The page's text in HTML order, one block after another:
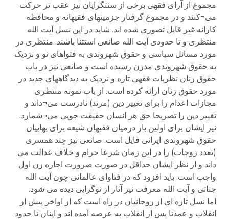
مجموع از آرای فقهی برخی از سنتگرایان نیز عقب تر حرکت
می¬کنند و در مجموع گرفتار جزمیتهای فقیهانه و محافظه
کارانه غیر قابل تصوری شده اند. شاید در این نسل آیت الله
منتظری و تا حدودی آیت الله صانعی استثنا باشند. منتظری در
مورد مسائل سیاسی و حقوق شهروندی به فتواهای نو و نزدیک
به حقوق شهروندی مدرن رسیده است و صانعی نیز در باب
حقوق زنان نظریات فقهی تازه و نزدیک به دیدگاههای جدید در
مورد حقوق زنان ارائه کرده است. از باب نمونه منتظری
مجازات اعدام را برای تغییر دین (مرتد) نادرست می¬داند و
تغییر دین را تصریحا حق هر انسان حقیقت جویی می¬شمارد.
نیز ایشان برای اولین بار درمیان فقیهان شیعه برای بهاییان
حقوق شهروندی ایرانی قایل است. صانعی نیز چند همسری
(تعدد زوجات) را در این زمان شرعا حرام و خلاف عدالت می
داند و از نظر ایشان حداقل در صورت ضرورت اجازه زن اول
واجب است. باید افزود که در فتاوای عالمانی چون آیت الله
جناتی و آیت الله معرفت نیز آثار از نوگرایی دیده می شود.
اما نسل تازه ای از روحانیان در راه است که از اواخر پیش از
انقلاب و عمدتا پس از انقلاب به عرصه آمده اند و اینان تا حدود